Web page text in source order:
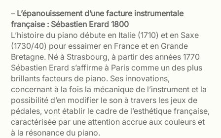
– L’épanouissement d’une facture instrumentale
française : Sébastien Erard 1800
L’histoire du piano débute en Italie (1710) et en Saxe
(1730/40) pour essaimer en France et en Grande
Bretagne. Né à Strasbourg, à partir des années 1770
Sébastien Erard s’affirme à Paris comme un des plus
brillants facteurs de piano. Ses innovations,
concernant à la fois la mécanique de l’instrument et la
possibilité d’en modifier le son à travers les jeux de
pédales, vont établir le cadre de l’esthétique française,
caractérisée par une attention accrue aux couleurs et
à la résonance du piano.